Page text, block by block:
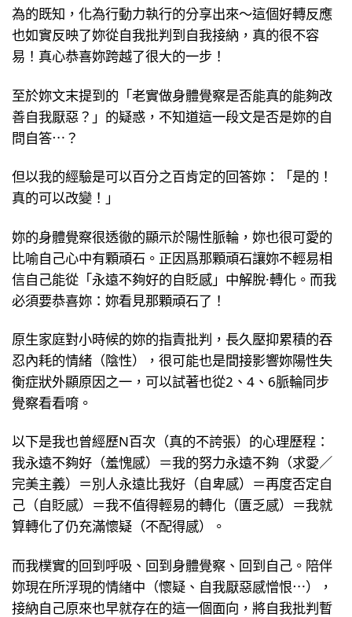
為的既知，化為行動力執行的分享出來～這個好轉反應
也如實反映了妳從自我批判到自我接納，真的很不容
易！真心恭喜妳跨越了很大的一步！
至於妳文末提到的「老實做身體覺察是否能真的能夠改
善自我厭惡？」的疑惑，不知道這一段文是否是妳的自
問自答⋯？
但以我的經驗是可以百分之百肯定的回答妳：「是的！
真的可以改變！」
妳的身體覺察很透徹的顯示於陽性脈輪，妳也很可愛的
比喻自己心中有顆頑石。正因爲那顆頑石讓妳不輕易相
信自己能從「永遠不夠好的自貶感」中解脫·轉化。而我
必須要恭喜妳：妳看見那顆頑石了！
原生家庭對小時候的妳的指責批判，長久壓抑累積的吞
忍內耗的情緒（陰性），很可能也是間接影響妳陽性失
衡症狀外顯原因之一，可以試著也從2、4、6脈輪同步
覺察看看唷。
以下是我也曾經歷N百次（真的不誇張）的心理歷程：
我永遠不夠好（羞愧感）＝我的努力永遠不夠（求愛／
完美主義）＝別人永遠比我好（自卑感）＝再度否定自
己（自貶感）＝我不值得輕易的轉化（匱乏感）＝我就
算轉化了仍充滿懷疑（不配得感）。
而我樸實的回到呼吸、回到身體覺察、回到自己。陪伴
妳現在所浮現的情緖中（懷疑、自我厭惡感憎恨⋯），
接納自己原來也早就存在的這一個面向，將自我批判暫